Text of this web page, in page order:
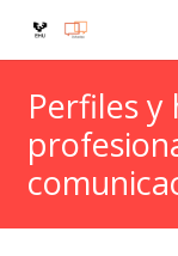
Perfiles y